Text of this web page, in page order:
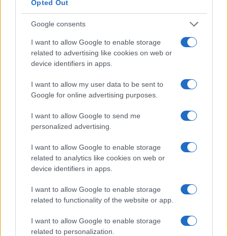
Opted Out
Google consents
I want to allow Google to enable storage
related to advertising like cookies on web or
device identifiers in apps.
I want to allow my user data to be sent to
Google for online advertising purposes.
I want to allow Google to send me
personalized advertising.
I want to allow Google to enable storage
related to analytics like cookies on web or
device identifiers in apps.
I want to allow Google to enable storage
related to functionality of the website or app.
I want to allow Google to enable storage
related to personalization.
Precedente
Morgan escluso da
Sanremo, la
replica piccata del
p****”
mentre gli viene
cambiato il
tragedia
covid
ARTICOLI CORRELATI